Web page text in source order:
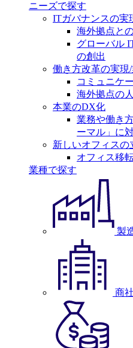
ニーズで探す
ITガバナンスの実
海外拠点と
グローバル
の創出
働き方改革の実現
コミュニケ
海外拠点の
本業のDX化
業務や働き
ーマル」に
新しいオフィスの
オフィス移
業種で探す
製
商社